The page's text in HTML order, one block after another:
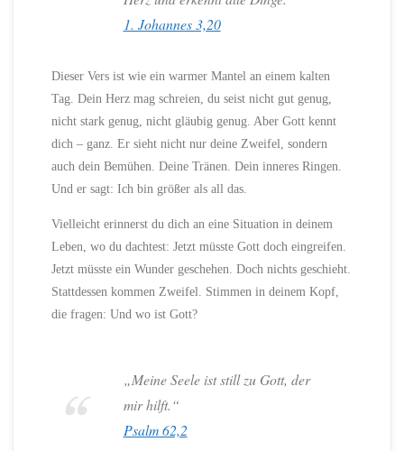
1. Johannes 3,20
Dieser Vers ist wie ein warmer Mantel an einem kalten
Tag. Dein Herz mag schreien, du seist nicht gut genug,
nicht stark genug, nicht gläubig genug. Aber Gott kennt
dich – ganz. Er sieht nicht nur deine Zweifel, sondern
auch dein Bemühen. Deine Tränen. Dein inneres Ringen.
Und er sagt: Ich bin größer als all das.
Vielleicht erinnerst du dich an eine Situation in deinem
Leben, wo du dachtest: Jetzt müsste Gott doch eingreifen.
Jetzt müsste ein Wunder geschehen. Doch nichts geschieht.
Stattdessen kommen Zweifel. Stimmen in deinem Kopf,
die fragen: Und wo ist Gott?
„Meine Seele ist still zu Gott, der
mir hilft.“
Psalm 62,2